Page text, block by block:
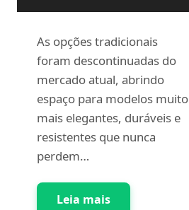
As opções tradicionais
foram descontinuadas do
mercado atual, abrindo
espaço para modelos muito
mais elegantes, duráveis e
resistentes que nunca
perdem…
Leia mais